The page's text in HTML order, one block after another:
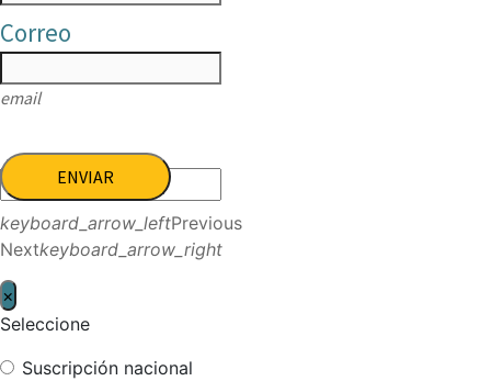
Correo
email
ENVIAR
keyboard_arrow_leftPrevious
Nextkeyboard_arrow_right
×
Seleccione
Suscripción nacional